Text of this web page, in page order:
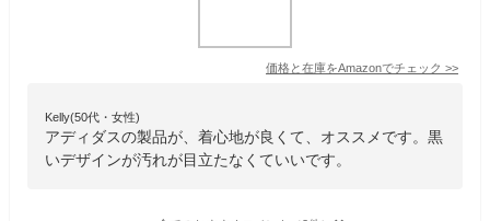
価格と在庫をAmazonでチェック >>
Kelly(50代・女性)
アディダスの製品が、着心地が良くて、オススメです。黒
いデザインが汚れが目立たなくていいです。